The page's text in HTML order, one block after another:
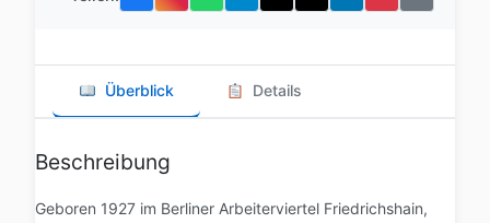
Überblick Details
Beschreibung
Geboren 1927 im Berliner Arbeiterviertel Friedrichshain,